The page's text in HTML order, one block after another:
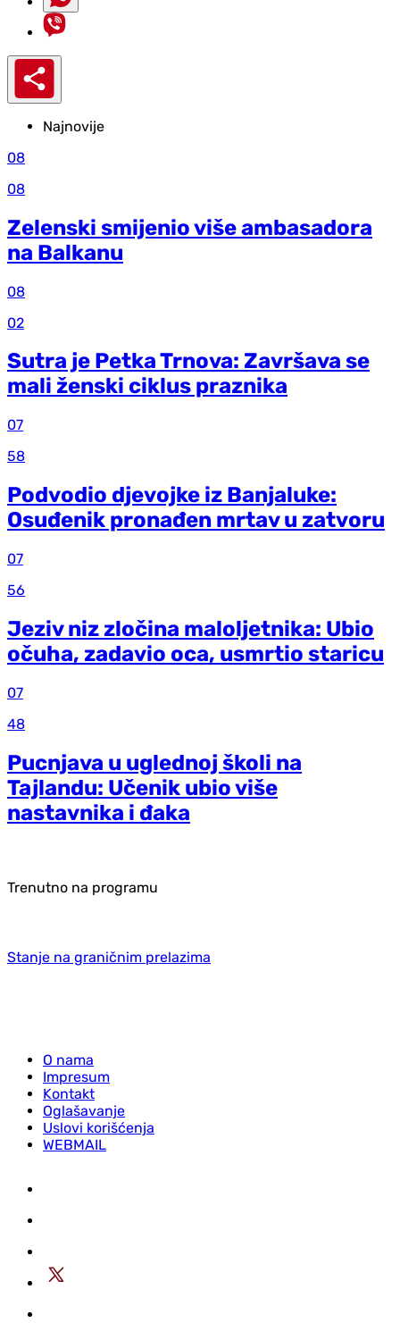
Najnovije
08
08
Zelenski smijenio više ambasadora
na Balkanu
08
02
Sutra je Petka Trnova: Završava se
mali ženski ciklus praznika
07
58
Podvodio djevojke iz Banjaluke:
Osuđenik pronađen mrtav u zatvoru
07
56
Jeziv niz zločina maloljetnika: Ubio
očuha, zadavio oca, usmrtio staricu
07
48
Pucnjava u uglednoj školi na
Tajlandu: Učenik ubio više
nastavnika i đaka
Trenutno na programu
Stanje na graničnim prelazima
O nama
Impresum
Kontakt
Oglašavanje
Uslovi korišćenja
WEBMAIL